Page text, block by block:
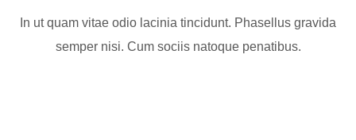
In ut quam vitae odio lacinia tincidunt. Phasellus gravida
semper nisi. Cum sociis natoque penatibus.